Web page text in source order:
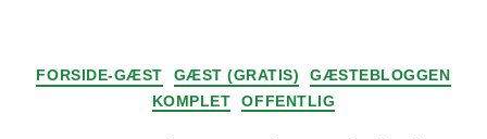
Kategorier
FORSIDE-GÆST GÆST (GRATIS)
GÆSTEBLOGGEN
KOMPLET
OFFENTLIG